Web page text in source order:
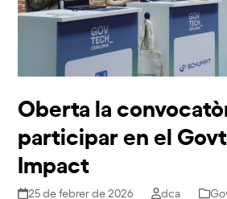
Oberta la
participar en el
Impact
25 de febrer de 2026 dca